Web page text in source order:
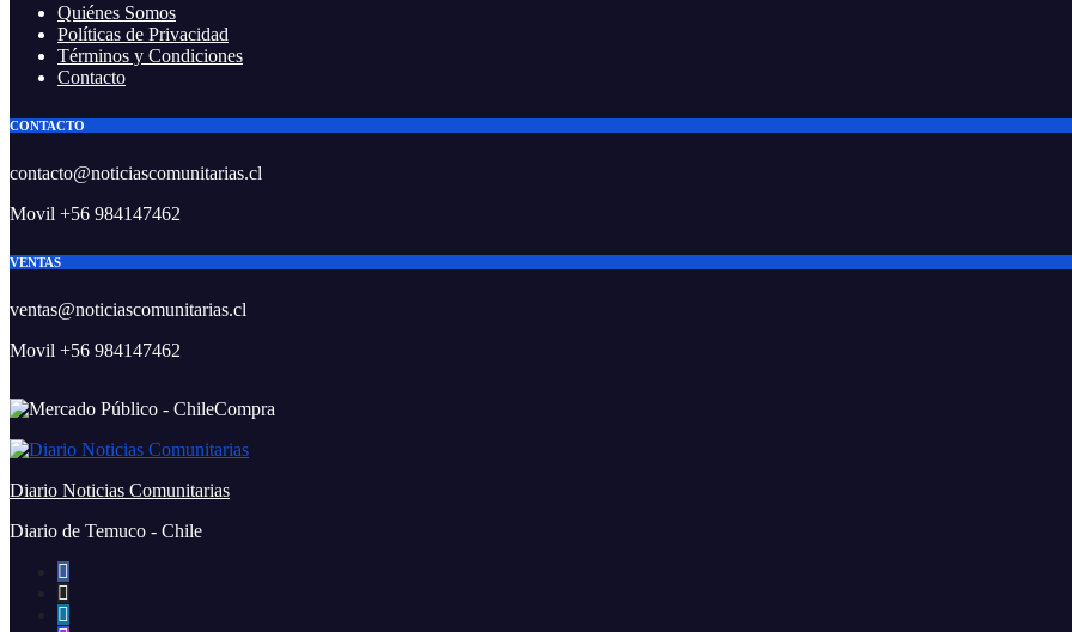
Quiénes Somos
Políticas de Privacidad
Términos y Condiciones
Contacto
CONTACTO
contacto@noticiascomunitarias.cl
Movil +56 984147462
VENTAS
ventas@noticiascomunitarias.cl
Movil +56 984147462
Diario Noticias Comunitarias
Diario de Temuco - Chile